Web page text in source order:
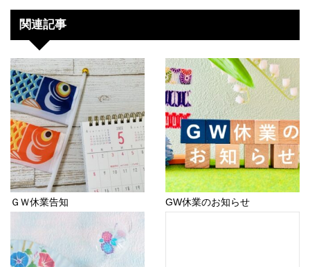
関連記事
ＧＷ休業告知 GW休業のお知らせ